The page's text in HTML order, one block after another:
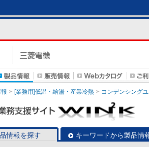
[業務用]低温・給湯・産業冷熱 コンデンシング
情報を探す キーワードから製品情